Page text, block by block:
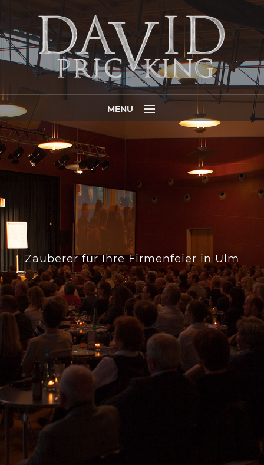
Zauberer für Ihre Firmenfeier in Ulm
MENU
Home
Programme
Media
Termine
Auszeichnungen
5 Gründe …
Kontakt
News